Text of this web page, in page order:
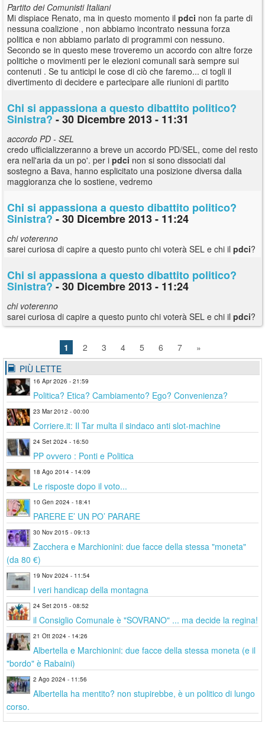
Partito dei Comunisti Italiani
Mi dispiace Renato, ma in questo momento il pdci non fa parte di
nessuna coalizione , non abbiamo incontrato nessuna forza
politica e non abbiamo parlato di programmi con nessuno.
Secondo se in questo mese troveremo un accordo con altre forze
politiche o movimenti per le elezioni comunali sarà sempre sui
contenuti . Se tu anticipi le cose di ciò che faremo... ci togli il
divertimento di decidere e partecipare alle riunioni di partito
Chi si appassiona a questo dibattito politico?
Sinistra?- 30 Dicembre 2013 - 11:31
accordo PD - SEL
credo ufficializzeranno a breve un accordo PD/SEL, come del resto
era nell'aria da un po'. per i pdci non si sono dissociati dal
sostegno a Bava, hanno esplicitato una posizione diversa dalla
maggioranza che lo sostiene, vedremo
Chi si appassiona a questo dibattito politico?
Sinistra?- 30 Dicembre 2013 - 11:24
chi voterenno
sarei curiosa di capire a questo punto chi voterà SEL e chi il pdci?
Chi si appassiona a questo dibattito politico?
Sinistra?- 30 Dicembre 2013 - 11:24
chi voterenno
sarei curiosa di capire a questo punto chi voterà SEL e chi il pdci?
1 2 3 4 5 6 7
»
PIÙ LETTE
16 Apr 2026 - 21:59
Politica? Etica? Cambiamento? Ego? Convenienza?
23 Mar 2012 - 00:00
Corriere.it: Il Tar multa il sindaco anti slot-machine
24 Set 2024 - 16:50
PP ovvero : Ponti e Politica
18 Ago 2014 - 14:09
Le risposte dopo il voto...
10 Gen 2024 - 18:41
PARERE E’ UN PO’ PARARE
30 Nov 2015 - 09:13
Zacchera e Marchionini: due facce della stessa "moneta"
(da 80 €)
19 Nov 2024 - 11:54
I veri handicap della montagna
24 Set 2015 - 08:52
il Consiglio Comunale è "SOVRANO" ... ma decide la regina!
21 Ott 2024 - 14:26
Albertella e Marchionini: due facce della stessa moneta (e il
"bordo" è Rabaini)
2 Ago 2024 - 11:56
Albertella ha mentito? non stupirebbe, è un politico di lungo
corso.